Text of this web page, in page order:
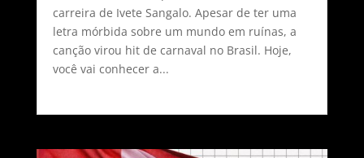
carreira de Ivete Sangalo. Apesar de ter uma
letra mórbida sobre um mundo em ruínas, a
canção virou hit de carnaval no Brasil. Hoje,
você vai conhecer a...